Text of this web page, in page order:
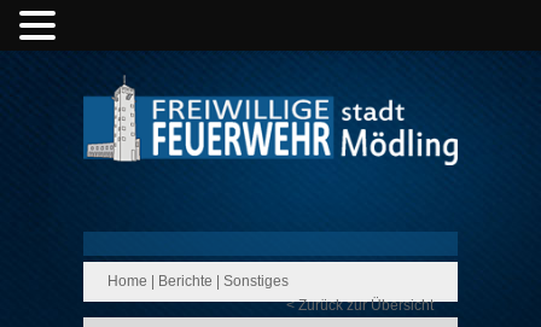
Home Berichte
Sonstiges
< Zurück zur Übersicht